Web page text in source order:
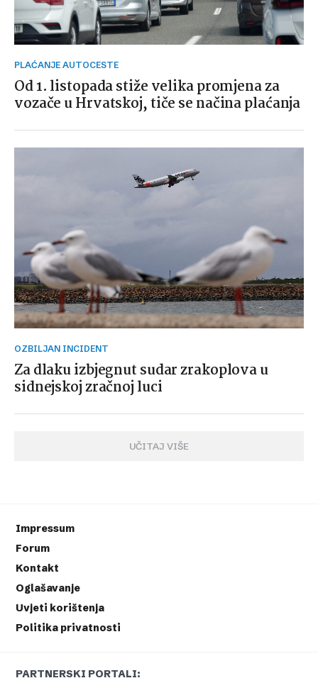
PLAĆANJE AUTOCESTE
Od 1. listopada stiže velika promjena za
vozače u Hrvatskoj, tiče se načina plaćanja
OZBILJAN INCIDENT
Za dlaku izbjegnut sudar zrakoplova u
sidnejskoj zračnoj luci
UČITAJ VIŠE
Impressum
Forum
Kontakt
Oglašavanje
Uvjeti korištenja
Politika privatnosti
PARTNERSKI PORTALI: